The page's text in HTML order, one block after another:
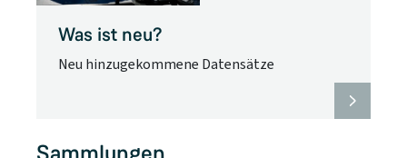
Was ist neu?
Neu hinzugekommene Datensätze